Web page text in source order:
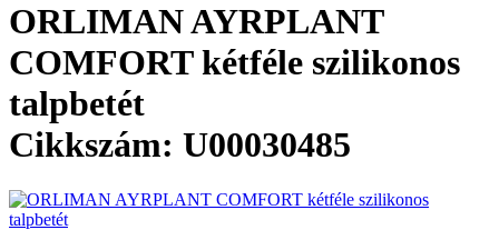
ORLIMAN AYRPLANT
COMFORT kétféle szilikonos
talpbetét
Cikkszám: U00030485